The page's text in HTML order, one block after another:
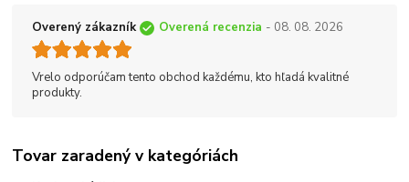
Overený zákazník Overená recenzia - 08. 08. 2026
Vrelo odporúčam tento obchod každému, kto hľadá kvalitné
produkty.
Tovar zaradený v kategóriách